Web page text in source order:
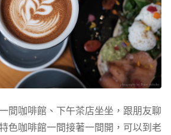
間咖啡館、下午茶店坐坐，跟朋友聊
色咖啡館一間接著一間開，可以到老